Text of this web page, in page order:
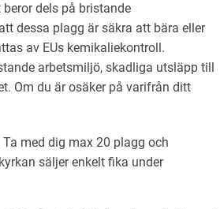
dels på bristande
dessa plagg är säkra att bära eller
av EUs kemikaliekontroll.
arbetsmiljö, skadliga utsläpp till
Om du är osäker på varifrån ditt
med dig max 20 plagg och
säljer enkelt fika under